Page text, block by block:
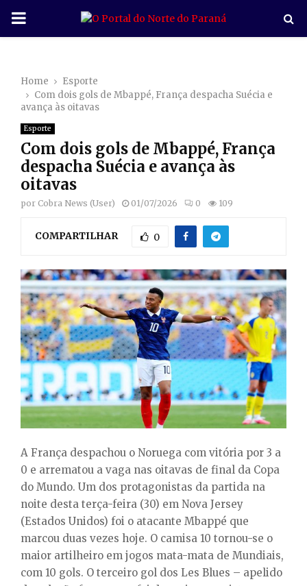
P
M
A
R
M
E
N
U
Home
Esporte
Com dois gols de Mbappé, França despacha Suécia e
avança às oitavas
Esporte
Com dois gols de Mbappé, França
despacha Suécia e avança às
oitavas
por Cobra News (User) 01/07/2026 0 109
COMPARTILHAR 0
A França despachou o Noruega com vitória por 3 a
0 e arrematou a vaga nas oitavas de final da Copa
do Mundo. Um dos protagonistas da partida na
noite desta terça-feira (30) em Nova Jersey
(Estados Unidos) foi o atacante Mbappé que
marcou duas vezes hoje. O camisa 10 tornou-se o
maior artilheiro em jogos mata-mata de Mundiais,
com 10 gols. O terceiro gol dos Les Blues – apelido